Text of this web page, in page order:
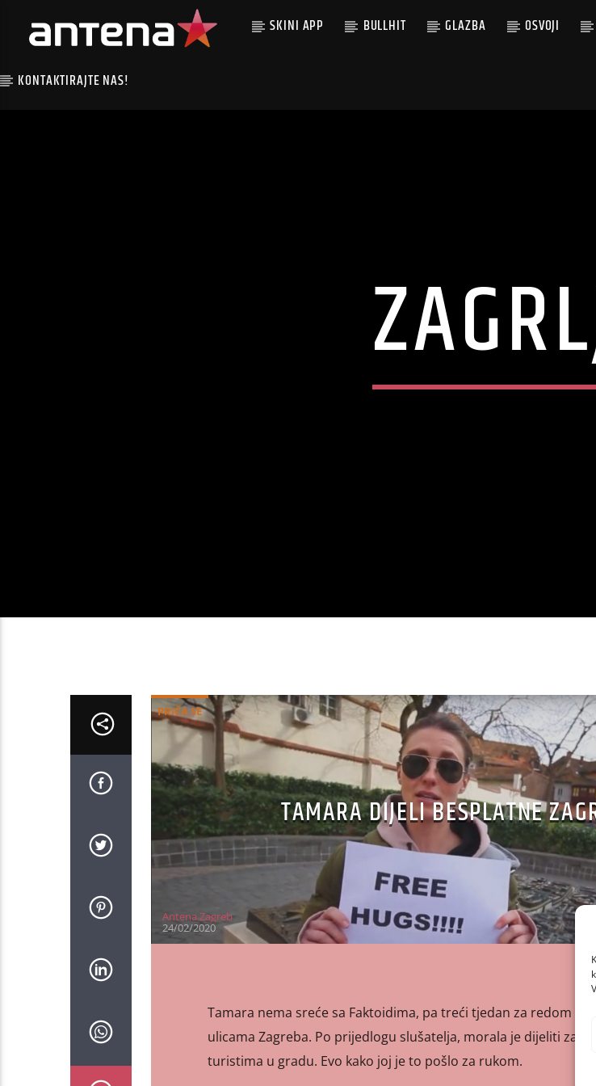
SKINI APP BULLHIT GLAZBA OSVOJI
KONTAKTIRAJTE NAS!
PRIČA SE
TAMARA DIJELI BESPLATNE
Antena Zagreb
24/02/2020
Tamara nema sreće sa Faktoidima, pa treći tjedan za redom
ulicama Zagreba. Po prijedlogu slušatelja, morala je dijeliti
turistima u gradu. Evo kako joj je to pošlo za rukom.